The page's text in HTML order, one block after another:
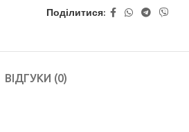
Поділитися:
ВІДГУКИ (0)